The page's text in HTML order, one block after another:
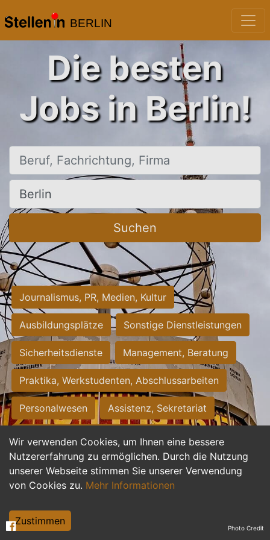
BERLIN
Wir verwenden Cookies, um Ihnen eine bessere
Nutzererfahrung zu ermöglichen. Durch die Nutzung
unserer Webseite stimmen Sie unserer Verwendung
von Cookies zu. Mehr Informationen
Zustimmen
Die besten
Jobs in Berlin!
Beruf, Fachrichtung, Firma
Ort, Stadt
Suchen
Journalismus, PR, Medien, Kultur
Ausbildungsplätze Sonstige Dienstleistungen
Sicherheitsdienste Management, Beratung
Praktika, Werkstudenten, Abschlussarbeiten
Personalwesen Assistenz, Sekretariat
Hilfskräfte, Aushilfs- und Nebenjobs
Einkauf, Logistik, Materialwirtschaft
Weiterbildung, Studium, duale Ausbildung
Tourismus
Photo Credit